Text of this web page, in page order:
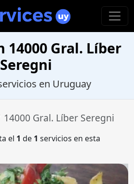
14000 Gral. Líber
Seregni
en Uruguay
14000 Gral. Líber Seregni
el 1 de 1 servicios en esta